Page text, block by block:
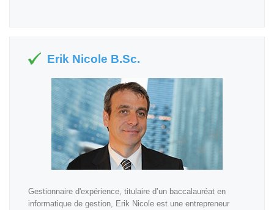
Erik Nicole B.Sc.
Gestionnaire d'expérience, titulaire d’un baccalauréat en
informatique de gestion, Erik Nicole est une entrepreneur